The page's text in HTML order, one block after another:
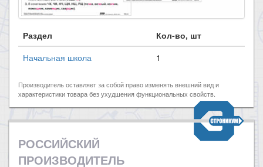
Раздел
Кол-во, шт
Начальная школа
1
Производитель оставляет за собой право изменять внешний вид и
характеристики товара без ухудшения функциональных свойств.
РОССИЙСКИЙ
ПРОИЗВОДИТЕЛЬ